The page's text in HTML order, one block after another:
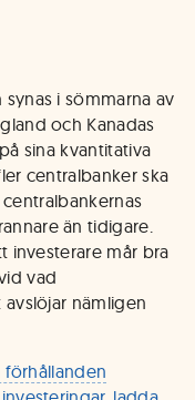
i sömmarna av
och Kanadas
sina kvantitativa
centralbanker ska
än tidigare.
investerare mår bra
vad
nämligen